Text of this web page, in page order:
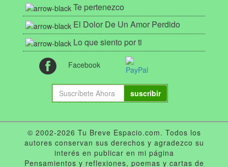
Te pertenezco
El Dolor De Un Amor Perdido
Lo que siento por ti
Facebook
suscribir
© 2002-2026 Tu Breve Espacio.com. Todos los
autores conservan sus derechos y agradezco su
interés en publicar en mi página
Pensamientos y reflexiones, poemas y cartas de